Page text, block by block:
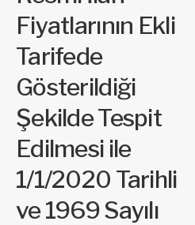
Fiyatlarının Ekli
Tarifede
Gösterildiği
Şekilde Tespit
Edilmesi ile
1/1/2020 Tarihli
ve 1969 Sayılı